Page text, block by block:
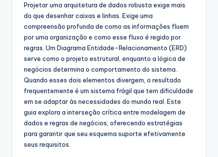
A
S
o
Projetar uma arquitetura de dados robusta exige mais
do que desenhar caixas e linhas. Exige uma
compreensão profunda de como as informações fluem
por uma organização e como esse fluxo é regido por
regras. Um Diagrama Entidade-Relacionamento (ERD)
serve como o projeto estrutural, enquanto a lógica de
negócios determina o comportamento do sistema.
Quando esses dois elementos divergem, o resultado
frequentemente é um sistema frágil que tem dificuldade
em se adaptar às necessidades do mundo real. Este
guia explora a interseção crítica entre modelagem de
dados e regras de negócios, oferecendo estratégias
para garantir que seu esquema suporte efetivamente
seus requisitos.